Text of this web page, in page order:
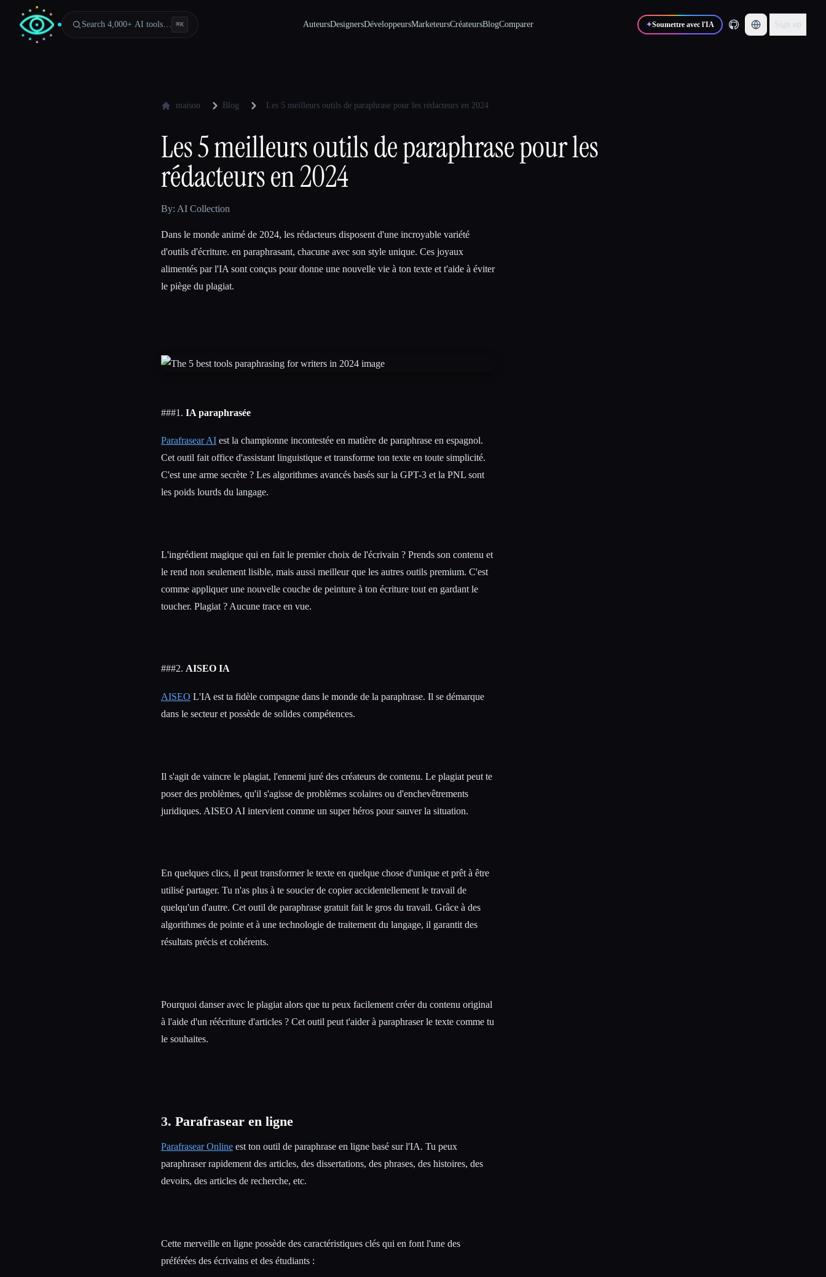
Search 4,000+ AI tools… ⌘K AuteursDesignersDéveloppeursMarketeursCréateursBlogComparer ✦Soumettre avec l'IA Sign up
maison Blog Les 5 meilleurs outils de paraphrase pour les rédacteurs en 2024
Les 5 meilleurs outils de paraphrase pour les
rédacteurs en 2024
By: AI Collection
Dans le monde animé de 2024, les rédacteurs disposent d'une incroyable variété
d'outils d'écriture. en paraphrasant, chacune avec son style unique. Ces joyaux
alimentés par l'IA sont conçus pour donne une nouvelle vie à ton texte et t'aide à éviter
le piège du plagiat.
###1. IA paraphrasée
Parafrasear AI est la championne incontestée en matière de paraphrase en espagnol.
Cet outil fait office d'assistant linguistique et transforme ton texte en toute simplicité.
C'est une arme secrète ? Les algorithmes avancés basés sur la GPT-3 et la PNL sont
les poids lourds du langage.
L'ingrédient magique qui en fait le premier choix de l'écrivain ? Prends son contenu et
le rend non seulement lisible, mais aussi meilleur que les autres outils premium. C'est
comme appliquer une nouvelle couche de peinture à ton écriture tout en gardant le
toucher. Plagiat ? Aucune trace en vue.
###2. AISEO IA
AISEO L'IA est ta fidèle compagne dans le monde de la paraphrase. Il se démarque
dans le secteur et possède de solides compétences.
Il s'agit de vaincre le plagiat, l'ennemi juré des créateurs de contenu. Le plagiat peut te
poser des problèmes, qu'il s'agisse de problèmes scolaires ou d'enchevêtrements
juridiques. AISEO AI intervient comme un super héros pour sauver la situation.
En quelques clics, il peut transformer le texte en quelque chose d'unique et prêt à être
utilisé partager. Tu n'as plus à te soucier de copier accidentellement le travail de
quelqu'un d'autre. Cet outil de paraphrase gratuit fait le gros du travail. Grâce à des
algorithmes de pointe et à une technologie de traitement du langage, il garantit des
résultats précis et cohérents.
Pourquoi danser avec le plagiat alors que tu peux facilement créer du contenu original
à l'aide d'un réécriture d'articles ? Cet outil peut t'aider à paraphraser le texte comme tu
le souhaites.
3. Parafrasear en ligne
Parafrasear Online est ton outil de paraphrase en ligne basé sur l'IA. Tu peux
paraphraser rapidement des articles, des dissertations, des phrases, des histoires, des
devoirs, des articles de recherche, etc.
Cette merveille en ligne possède des caractéristiques clés qui en font l'une des
préférées des écrivains et des étudiants :